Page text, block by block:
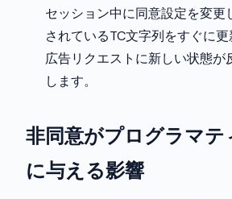
セッション中に同意設定を変更
されているTC文字列をすぐに
広告リクエストに新しい状態が
します。
非同意がプログラマテ
に与える影響